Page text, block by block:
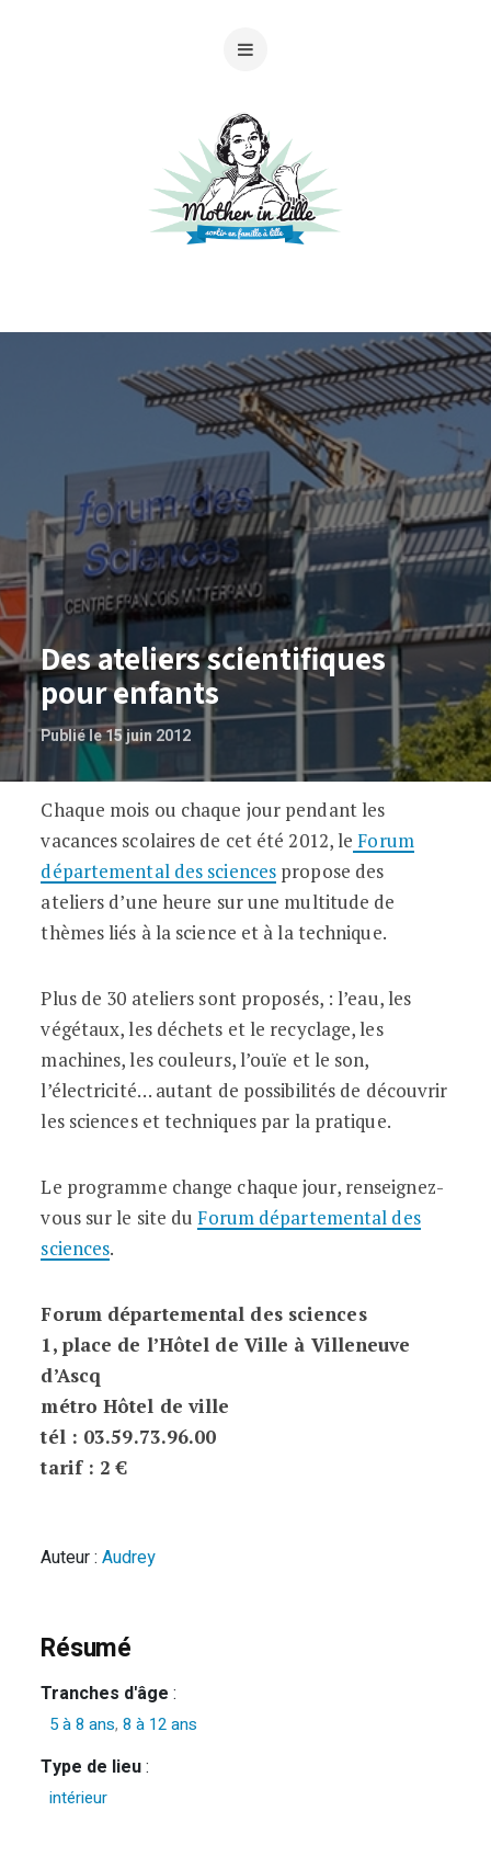
Des ateliers scientifiques
pour enfants
Publié le 15 juin 2012
Des ateliers scientifiques pour enfants
Chaque mois ou chaque jour pendant les
vacances scolaires de cet été 2012, le Forum
départemental des sciences propose des
ateliers d’une heure sur une multitude de
thèmes liés à la science et à la technique.
Plus de 30 ateliers sont proposés, : l’eau, les
végétaux, les déchets et le recyclage, les
machines, les couleurs, l’ouïe et le son,
l’électricité… autant de possibilités de découvrir
les sciences et techniques par la pratique.
Le programme change chaque jour, renseignez-
vous sur le site duForum départemental des
sciences.
Forum départemental des sciences
1, place de l’Hôtel de Ville à Villeneuve
d’Ascq
métro Hôtel de ville
tél : 03.59.73.96.00
tarif : 2 €
Auteur :Audrey
Résumé
Tranches d'âge :
5 à 8 ans,8 à 12 ans
Type de lieu:
intérieur